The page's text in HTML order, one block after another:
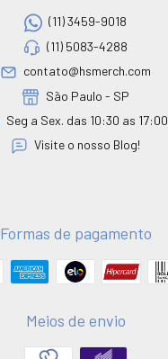
(11) 3459-9018
(11) 5083-4288
contato@hsmerch.com
São Paulo - SP
Seg a Sex. das 10:30 as 17:00
Visite o nosso Blog!
Formas de pagamento
Meios de envio